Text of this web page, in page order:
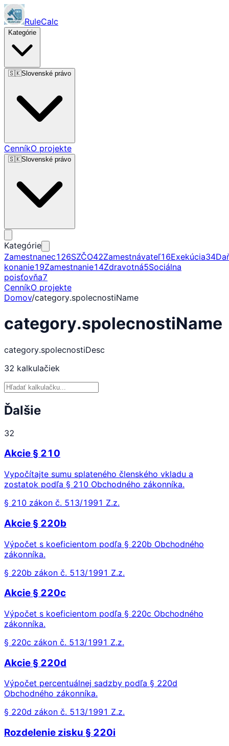
RuleCalc
Kategórie
🇸🇰Slovenské právo
CenníkO projekte
🇸🇰Slovenské právo
Kategórie
Zamestnanec126SZČO42Zamestnávateľ16Exekúcia34
konanie19Zamestnanie14Zdravotná5Sociálna
poisťovňa7
CenníkO projekte
Domov/category.spolecnostiName
category.spolecnostiName
category.spolecnostiDesc
32 kalkulačiek
Ďalšie
32
Akcie § 210
Vypočítajte sumu splateného členského vkladu a
zostatok podľa § 210 Obchodného zákonníka.
§ 210 zákon č. 513/1991 Z.z.
Akcie § 220b
Výpočet s koeficientom podľa § 220b Obchodného
zákonníka.
§ 220b zákon č. 513/1991 Z.z.
Akcie § 220c
Výpočet s koeficientom podľa § 220c Obchodného
zákonníka.
§ 220c zákon č. 513/1991 Z.z.
Akcie § 220d
Výpočet percentuálnej sadzby podľa § 220d
Obchodného zákonníka.
§ 220d zákon č. 513/1991 Z.z.
Rozdelenie zisku § 220i